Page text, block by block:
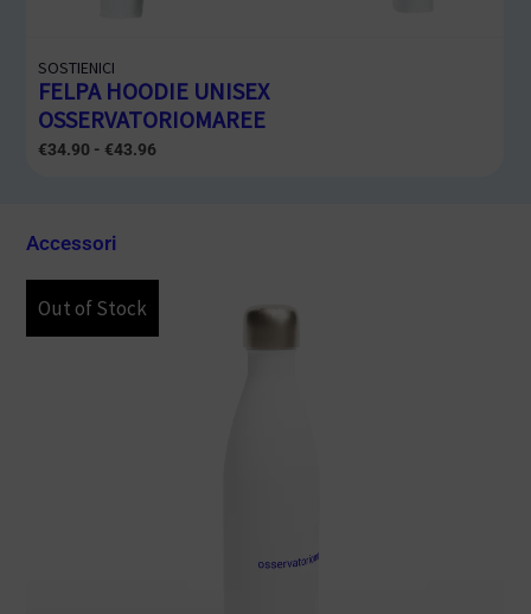
SOSTIENICI
FELPA HOODIE UNISEX
OSSERVATORIOMAREE
€34.90 - €43.96
Accessori
Out of Stock